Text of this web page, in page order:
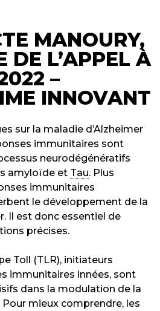
MANOURY,
DE L’APPEL À
–
INNOVANT
sur la maladie d’Alzheimer
immunitaires sont
neurodégénératifs
amyloïde et Tau. Plus
immunitaires
le développement de la
Il est donc essentiel de
précises.
Toll (TLR), initiateurs
immunitaires innées, sont
dans la modulation de la
Pour mieux comprendre, les